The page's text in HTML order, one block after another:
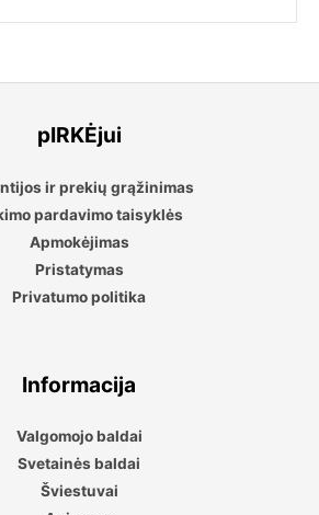
pIRKĖjui
ir prekių grąžinimas
pardavimo taisyklės
Apmokėjimas
Pristatymas
Privatumo politika
Informacija
Valgomojo baldai
Svetainės baldai
Šviestuvai